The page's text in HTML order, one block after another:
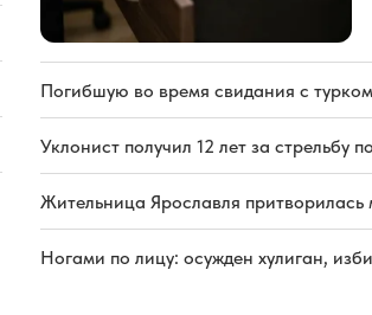
Погибшую во время свидания с
Уклонист получил 12 лет за стрельбу
Жительница Ярославля
Ногами по лицу: осужден хулиган,